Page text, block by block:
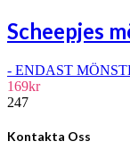
Scheepjes
- ENDAST
169kr
247
Kontakta Oss